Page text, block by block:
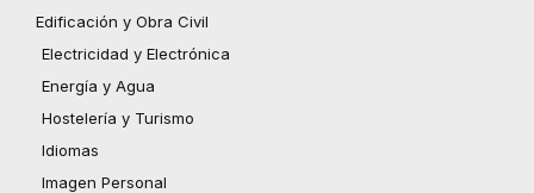
Edificación y Obra Civil
Electricidad y Electrónica
Energía y Agua
Hostelería y Turismo
Idiomas
Imagen Personal